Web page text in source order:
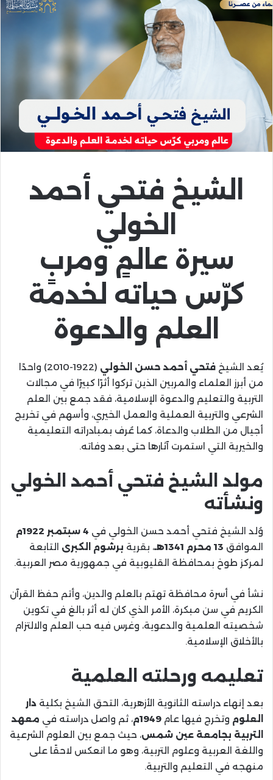
الشيخ فتحي أحمد
الخولي
سيرة عالمٍ ومربٍ
كرّس حياته لخدمة
العلم والدعوة
يُعد الشيخ فتحي أحمد حسن الخولي
(1922-2010) واحدًا
من أبرز العلماء والمربين الذين تركوا أثرًا كبيرًا في مجالات
التربية والتعليم والدعوة الإسلامية، فقد جمع بين العلم
الشرعي والتربية العملية والعمل الخيري، وأسهم في تخريج
أجيال من الطلاب والدعاة، كما عُرف بمبادراته التعليمية
والخيرية التي استمرت آثارها حتى بعد وفاته.
مولد الشيخ فتحي أحمد الخولي
ونشأته
وُلد الشيخ فتحي أحمد حسن الخولي في 4 سبتمبر 1922م
الموافق 13 محرم 1341هـ ، بقرية برشوم الكبرى التابعة
لمركز طوخ بمحافظة القليوبية في جمهورية مصر العربية.
نشأ في أسرة محافظة تهتم بالعلم والدين، وأتم حفظ القرآن
الكريم في سن مبكرة، الأمر الذي كان له أثر بالغ في تكوين
شخصيته العلمية والدعوية، وغرس فيه حب العلم والالتزام
بالأخلاق الإسلامية.
تعليمه ورحلته العلمية
بعد إنهاء دراسته الثانوية الأزهرية، التحق الشيخ بكلية دار
العلوم وتخرج فيها عام 1949م ، ثم واصل دراسته في معهد
التربية بجامعة عين شمس، حيث جمع بين العلوم الشرعية
واللغة العربية وعلوم التربية، وهو ما انعكس لاحقًا على
منهجه في التعليم والتربية.